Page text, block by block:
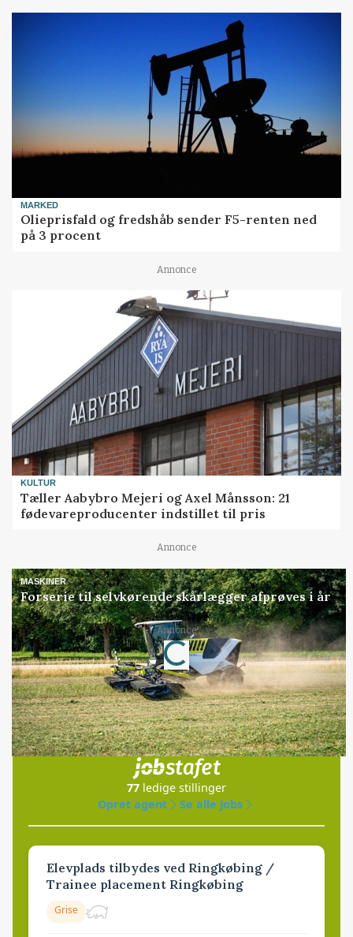
MARKED
Olieprisfald og fredshåb sender F5-renten ned
på 3 procent
Annonce
KULTUR
Tæller Aabybro Mejeri og Axel Månsson: 21
fødevareproducenter indstillet til pris
Annonce
MASKINER
Forserie til selvkørende skårlægger afprøves i år
Annonce
Loading...
Jobs
i samarbejde med
77 ledige stillinger
Opret agent
Se alle jobs
Elevplads tilbydes ved Ringkøbing /
Trainee placement Ringkøbing
Grise